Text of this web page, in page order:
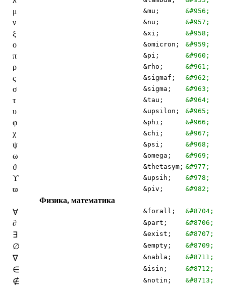
μ &mu; &#956;
ν &nu; &#957;
ξ &xi; &#958;
ο &omicron; &#959;
π &pi; &#960;
ρ &rho; &#961;
ς &sigmaf; &#962;
σ &sigma; &#963;
τ &tau; &#964;
υ &upsilon; &#965;
φ &phi; &#966;
χ &chi; &#967;
ψ &psi; &#968;
ω &omega; &#969;
ϑ &thetasym; &#977;
ϒ &upsih; &#978;
ϖ &piv; &#982;
Физика, математика
∀
&forall; &#8704;
∂ &part; &#8706;
∃ &exist; &#8707;
∅ &empty; &#8709;
∇ &nabla; &#8711;
∈ &isin; &#8712;
∉ &notin; &#8713;